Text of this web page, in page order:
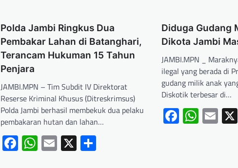
Polda Jambi Ringkus Dua
Pembakar Lahan di Batanghari,
Terancam Hukuman 15 Tahun
Penjara
JAMBI.MPN – Tim Subdit IV Direktorat
Reserse Kriminal Khusus (Ditreskrimsus)
Polda Jambi berhasil membekuk dua pelaku
pembakaran hutan dan lahan…
Facebook
WhatsApp
Email
X
Diduga Gudang
Dikota Jambi
JAMBI.MPN _
ilegal yang berada di
gudang milik anak
Diskotik terbesar di…
Facebook